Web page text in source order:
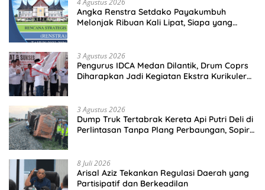
4 Agustus 2026
Angka Renstra Setdako Payakumbuh
Melonjak Ribuan Kali Lipat, Siapa yang
3 Agustus 2026
Pengurus IDCA Medan Dilantik, Drum Coprs
Diharapkan Jadi Kegiatan Ekstra Kurikuler
3 Agustus 2026
Dump Truk Tertabrak Kereta Api Putri Deli di
Perlintasan Tanpa Plang Perbaungan, Sopir
8 Juli 2026
Arisal Aziz Tekankan Regulasi Daerah yang
Partisipatif dan Berkeadilan